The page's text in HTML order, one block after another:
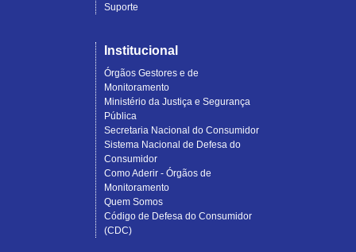
Suporte
Institucional
Órgãos Gestores e de
Monitoramento
Ministério da Justiça e Segurança
Pública
Secretaria Nacional do Consumidor
Sistema Nacional de Defesa do
Consumidor
Como Aderir - Órgãos de
Monitoramento
Quem Somos
Código de Defesa do Consumidor
(CDC)